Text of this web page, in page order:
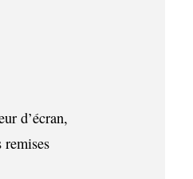
d’écran,
remises